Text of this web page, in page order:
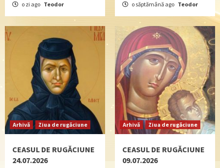
o zi ago Teodor o săptămână ago Teodor
Arhivă Ziua de rugăciune
CEASUL DE RUGĂCIUNE
24.07.2026
Arhivă Ziua de rugăciune
CEASUL DE RUGĂCIUNE
09.07.2026